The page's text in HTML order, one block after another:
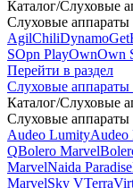
Каталог/Слуховые
Слуховые аппараты
AgilChiliDynamoGet
SOpn PlayOwnOwn
Перейти в раздел
Слуховые аппараты
Каталог/Слуховые
Слуховые аппараты
Audeo LumityAudeo
QBolero Marvel
MarvelNaida Paradise
MarvelSky VTerra